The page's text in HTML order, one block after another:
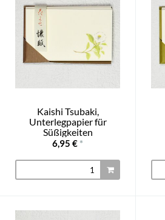
Kaishi Tsubaki,
Unterlegpapier für
Süßigkeiten
6,95 € *